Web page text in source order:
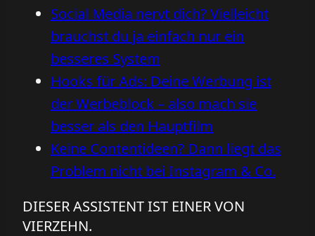
Social Media nervt dich? Vielleicht
brauchst du ja einfach nur ein
besseres System
Hooks für Ads: Deine Werbung ist
der Werbeblock – also mach sie
besser als den Hauptfilm
Keine Contentideen? Dann liegt das
Problem nicht bei Instagram & Co.
DIESER ASSISTENT IST EINER VON
VIERZEHN.